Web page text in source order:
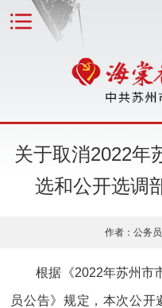
关于取消2022年
选和公开选调
作者：公务
根据《2022年苏州市
员公告》规定，本次公开